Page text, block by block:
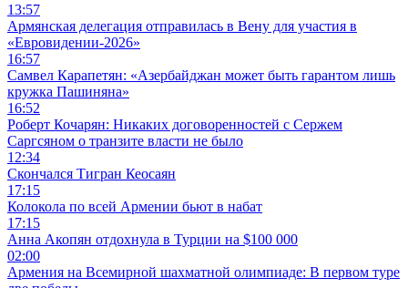
13:57
Армянская делегация отправилась в Вену для участия в
«Евровидении-2026»
16:57
Самвел Карапетян: «Азербайджан может быть гарантом лишь
кружка Пашиняна»
16:52
Роберт Кочарян: Никаких договоренностей с Сержем
Саргсяном о транзите власти не было
12:34
Скончался Тигран Кеосаян
17:15
Колокола по всей Армении бьют в набат
17:15
Анна Акопян отдохнула в Турции на $100 000
02:00
Армения на Всемирной шахматной олимпиаде: В первом туре